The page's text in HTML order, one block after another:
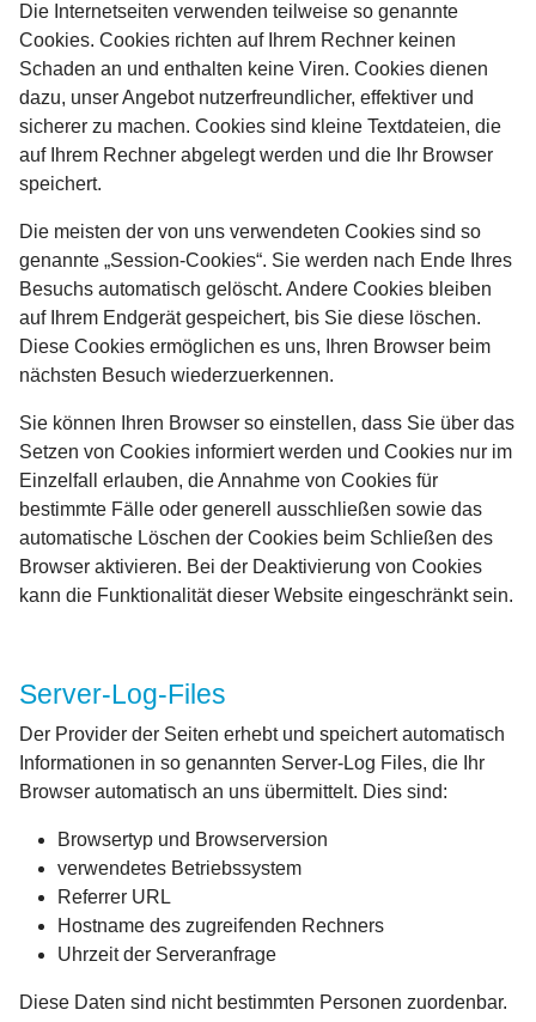
Die Internetseiten verwenden teilweise so genannte
Cookies. Cookies richten auf Ihrem Rechner keinen
Schaden an und enthalten keine Viren. Cookies dienen
dazu, unser Angebot nutzerfreundlicher, effektiver und
sicherer zu machen. Cookies sind kleine Textdateien, die
auf Ihrem Rechner abgelegt werden und die Ihr Browser
speichert.
Die meisten der von uns verwendeten Cookies sind so
genannte „Session-Cookies“. Sie werden nach Ende Ihres
Besuchs automatisch gelöscht. Andere Cookies bleiben
auf Ihrem Endgerät gespeichert, bis Sie diese löschen.
Diese Cookies ermöglichen es uns, Ihren Browser beim
nächsten Besuch wiederzuerkennen.
Sie können Ihren Browser so einstellen, dass Sie über das
Setzen von Cookies informiert werden und Cookies nur im
Einzelfall erlauben, die Annahme von Cookies für
bestimmte Fälle oder generell ausschließen sowie das
automatische Löschen der Cookies beim Schließen des
Browser aktivieren. Bei der Deaktivierung von Cookies
kann die Funktionalität dieser Website eingeschränkt sein.
Server-Log-Files
Der Provider der Seiten erhebt und speichert automatisch
Informationen in so genannten Server-Log Files, die Ihr
Browser automatisch an uns übermittelt. Dies sind:
Browsertyp und Browserversion
verwendetes Betriebssystem
Referrer URL
Hostname des zugreifenden Rechners
Uhrzeit der Serveranfrage
Diese Daten sind nicht bestimmten Personen zuordenbar.